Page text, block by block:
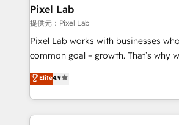
side to meet the specific demands
and project. Dedicated HubSpot teams combine all
skills for HubSpot projects from
implementation and training. Skilled
complex API integrations with
Working from several campuses
Pixel Lab
提供元：Pixel Lab
Pixel Lab works with businesses
common goal – growth. That’s why we employ the
latest innovations in disruptive
approach to web design, sales
inbound marketing that deliver
growth for our client's businesses.
Elite4.9